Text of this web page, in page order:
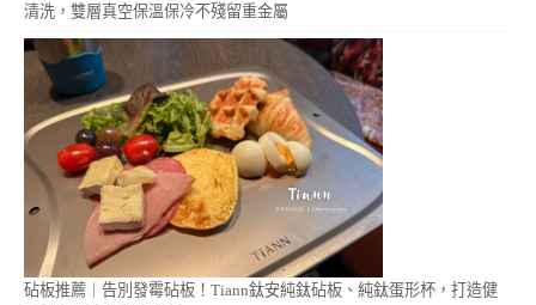
清洗，雙層真空保溫保冷不殘留重金屬
砧板推薦｜告別發霉砧板！Tiann鈦安純鈦砧板、純鈦蛋形杯，打造健